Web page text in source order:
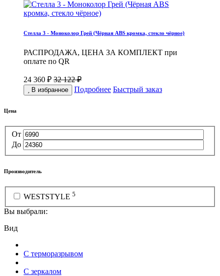
Стелла 3 - Моноколор Грей (Чёрная ABS кромка, стекло чёрное)
РАСПРОДАЖА, ЦЕНА ЗА КОМПЛЕКТ при
оплате по QR
24 360 ₽ 32 122 ₽
В избранное Подробнее Быстрый заказ
Цена
От
До
Производитель
WESTSTYLE 5
Вы выбрали:
Вид
С терморазрывом
С зеркалом